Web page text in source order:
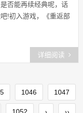
否能再续经典呢，话
!初入游戏，《重返部
详细阅读
1046 1047